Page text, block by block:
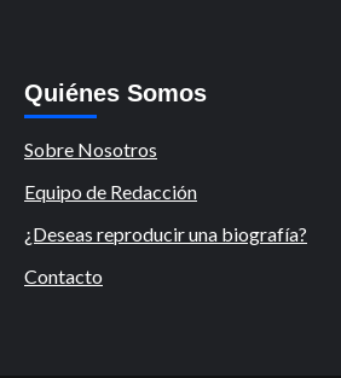
Quiénes Somos
Sobre Nosotros
Equipo de Redacción
¿Deseas reproducir una biografía?
Contacto